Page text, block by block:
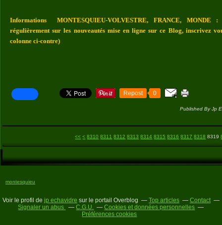
Informations MONTESQUIEU-VOLVESTRE, FRANCE, MONDE
régulièrement sur les nouveautés mise en ligne sur ce Blog, inscrivez
colonne ci-contre)
Repost 0
Published By Jp
<< < 8300
8310 8311 8312 8313 8314 8315 8316 8317 8318 8319
montesquieu
Voir le profil de jp echavidre sur le portail Overblog Top articles
Contact
Signaler un abus
C.G.U.
Cookies et données personnelles
Préférences cookies